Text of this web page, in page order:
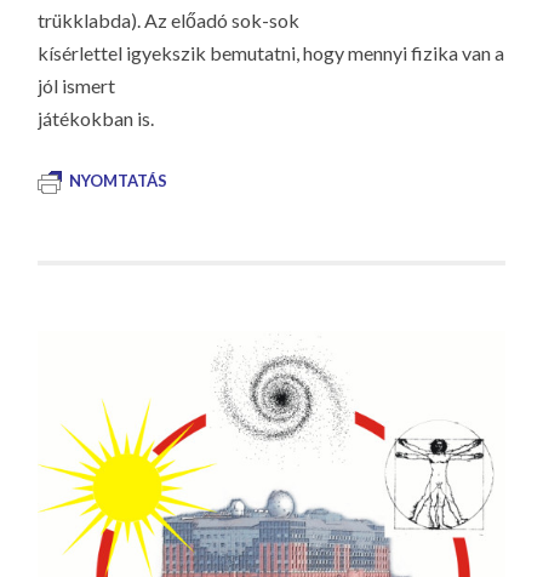
trükklabda). Az előadó sok-sok
kísérlettel igyekszik bemutatni, hogy mennyi fizika van a
jól ismert
játékokban is.
NYOMTATÁS